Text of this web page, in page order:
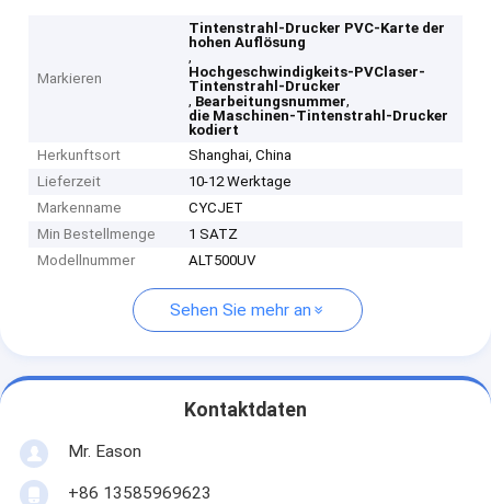
Markieren
Tintenstrahl-Drucker PVC-Karte der
hohen Auflösung
,
Hochgeschwindigkeits-PVClaser-
Tintenstrahl-Drucker
, Bearbeitungsnummer,
die Maschinen-Tintenstrahl-Drucker
kodiert
Herkunftsort
Shanghai, China
Lieferzeit
10-12 Werktage
Markenname
CYCJET
Min Bestellmenge
1 SATZ
Modellnummer
ALT500UV
Sehen Sie mehr an
Kontaktdaten
Mr. Eason
+86 13585969623